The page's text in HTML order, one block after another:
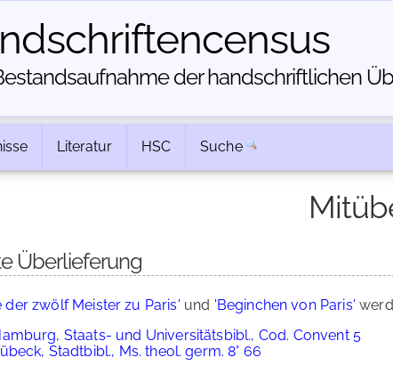
der handschriftlichen
Literatur HSC Suche
Überlieferung
der zwölf Meister zu Paris' und 'Beginchen von Paris'
Staats- und Universitätsbibl., Cod. Convent 5
Stadtbibl., Ms. theol. germ. 8° 66